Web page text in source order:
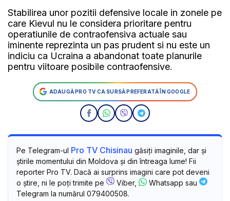
Stabilirea unor pozitii defensive locale in zonele pe
care Kievul nu le considera prioritare pentru
operatiunile de contraofensiva actuale sau
iminente reprezinta un pas prudent si nu este un
indiciu ca Ucraina a abandonat toate planurile
pentru viitoare posibile contraofensive.
ADAUGĂ PRO TV CA SURSĂ PREFERATĂ ÎN GOOGLE
Pe Telegram-ul Pro TV Chisinau găsiți imaginile, dar și
știrile momentului din Moldova și din întreaga lume! Fii
reporter Pro TV. Dacă ai surprins imagini care pot deveni
o știre, ni le poți trimite pe
Viber,
Whatsapp sau
Telegram la numărul 079400508.